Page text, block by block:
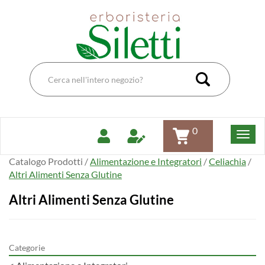
Cerca
Prodotto
Cerca
0
Catalogo Prodotti /Alimentazione e Integratori /Celiachia /
Altri Alimenti Senza Glutine
Altri Alimenti Senza Glutine
Categorie